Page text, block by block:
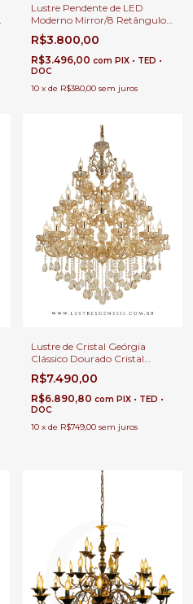
Lustre Pendente de LED
Moderno Mirror/8 Retângulos
60x25cm Para Casas Pé
Direito Duplo e Alto
R$3.800,00
R$3.496,00 com PIX • TED •
DOC
10 x de R$380,00 sem juros
Lustre de Cristal Geórgia
Clássico Dourado Cristal
Âmbar 24 Braços para Casas
com Pé Direito Duplo e Buffet
R$7.490,00
R$6.890,80 com PIX • TED •
DOC
10 x de R$749,00 sem juros